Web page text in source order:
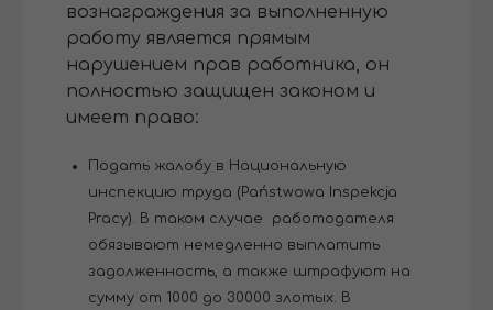
вознаграждения за выполненную
работу является прямым
нарушением прав работника, он
полностью защищен законом и
имеет право:
Подать жалобу в Национальную
инспекцию труда (Państwowa Inspekcja
Pracy). В таком случае работодателя
обязывают немедленно выплатить
задолженность, а также штрафуют на
сумму от 1000 до 30000 злотых. В